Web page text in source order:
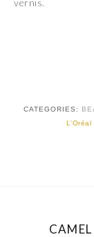
vernis.
CATEGORIES:
L'Oréal